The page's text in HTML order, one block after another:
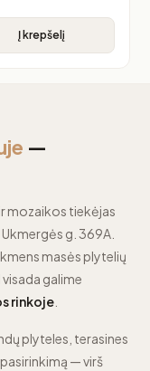
Į krepšelį
—
mozaikos tiekėjas
g. 369A.
masės plytelių
galime
rinkoje
plyteles, terasines
— virš